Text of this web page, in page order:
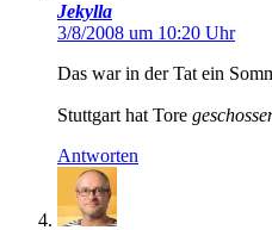
Jekylla
3/8/2008 um 10:20 Uhr
Das war in der Tat ein
Stuttgart hat Tore
Antworten